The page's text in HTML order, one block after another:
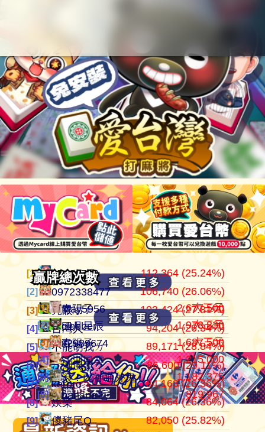
愛台灣打麻將🖥️📱適用於所有市面上大部分
瀏覽器(HTML5 遊戲)，免下載，免安裝，
現在立即點擊馬上玩😊❤️💕😘
[1] 江湖風雲 105,030,046
[2] 田寮阿寶 37,363,996
[3] 11060203 24,264,182
[4] ‘見好就收’ 21,544,199
[5] Apple0613 21,245,410
[6] it2989674 17,920,755
[7] i918472090 15,623,816
[8] ONTARIO歐巴桑 11,200,201
[9] 青陽子 10,211,995
贏牌總次數
贏牌總次數
[1] 07100710 112,364 (25.24%)
[2] 0972338477 106,740 (26.06%)
[3] 亮眼 103,424 (27.81%)
[4] 台灣人 94,204 (26.34%)
[5] 不能胡我ㄉ 89,171 (28.84%)
[6] 江湖風雲 86,600 (29.11%)
[7] keroro 84,163 (26.36%)
[8] 娛樂 84,064 (26.36%)
[9] 儍豬尾Q 82,050 (25.82%)
[1] 07100710 445,152
[2] 0972338477 409,546
[3] 亮眼 371,859
[4] 台灣人 357,659
[5] keroro 319,268
[6] 娛樂 318,956
[7] 儍豬尾Q 317,807
[8] 不能胡我ㄉ 309,235
[9] 江湖風雲 297,533
[1] 青陽子 2,677,500
[2] clobber 1,978,830
[3] it2989674 1,687,500
[4] 江湖風雲 1,215,000
[5] 滾！內神通外鬼坐斃A賽金1,182,375
[6] banana毛 819,967
[1] May5956 大三元
[2] 曰月星辰 大三元
[3] 青陽子 大三元